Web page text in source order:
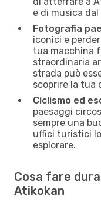
e di musica
Fotografia
iconici e
tua macchina
straordinaria
strada può
scoprire la tua
Ciclismo ed
paesaggi
sempre una
uffici turistici
esplorare.
Cosa fare
Atikokan